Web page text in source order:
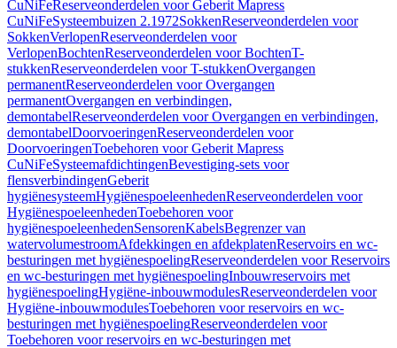
CuNiFeReserveonderdelen voor Geberit Mapress
CuNiFeSysteembuizen 2.1972SokkenReserveonderdelen voor
SokkenVerlopenReserveonderdelen voor
VerlopenBochtenReserveonderdelen voor BochtenT-
stukkenReserveonderdelen voor T-stukkenOvergangen
permanentReserveonderdelen voor Overgangen
permanentOvergangen en verbindingen,
demontabelReserveonderdelen voor Overgangen en verbindingen,
demontabelDoorvoeringenReserveonderdelen voor
DoorvoeringenToebehoren voor Geberit Mapress
CuNiFeSysteemafdichtingenBevestiging-sets voor
flensverbindingenGeberit
hygiënesysteemHygiënespoeleenhedenReserveonderdelen voor
HygiënespoeleenhedenToebehoren voor
hygiënespoeleenhedenSensorenKabelsBegrenzer van
watervolumestroomAfdekkingen en afdekplatenReservoirs en wc-
besturingen met hygiënespoelingReserveonderdelen voor Reservoirs
en wc-besturingen met hygiënespoelingInbouwreservoirs met
hygiënespoelingHygiëne-inbouwmodulesReserveonderdelen voor
Hygiëne-inbouwmodulesToebehoren voor reservoirs en wc-
besturingen met hygiënespoelingReserveonderdelen voor
Toebehoren voor reservoirs en wc-besturingen met